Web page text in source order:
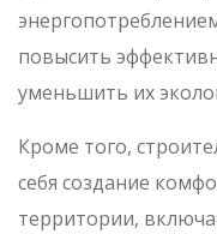
повысить
уменьшить их
Кроме того,
себя создание
территории,